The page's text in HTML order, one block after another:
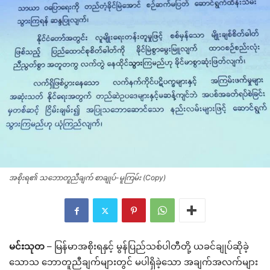
အစိုးရ၏ သဘောတူညီချက် စာချုပ်-မူကြမ်း (Copy)
မင်းသုတ – မြန်မာအစိုးရနှင့် မွန်ပြည်သစ်ပါတီတို့ ယခင်ချုပ်ဆိုခဲ့
သောသ ဘောတူညီချက်များတွင် မပါရှိခဲ့သော အချက်အလက်များ